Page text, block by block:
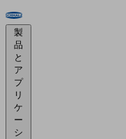
製
品
と
ア
プ
リ
ケ
ー
シ